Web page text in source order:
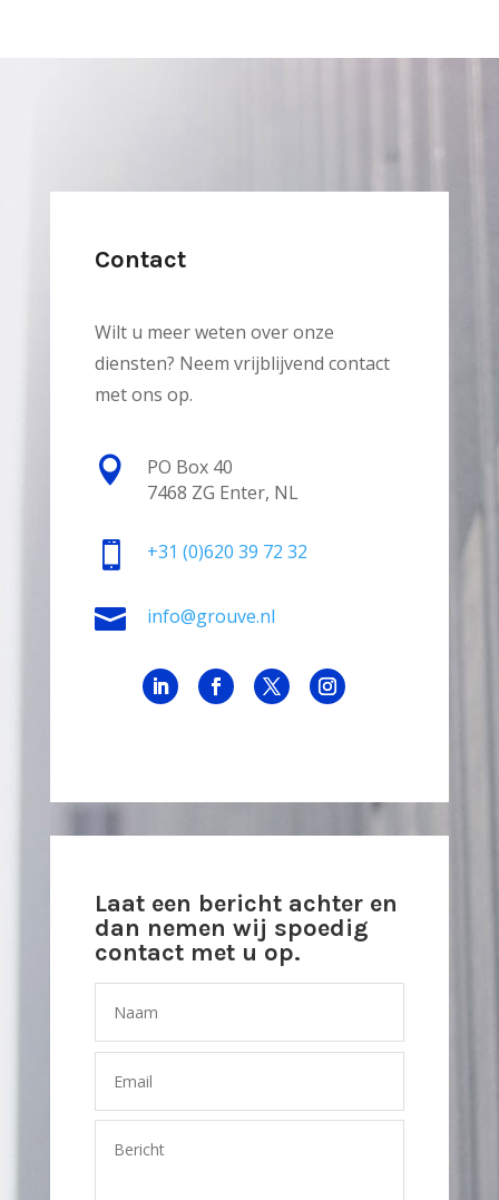
Contact
Wilt u meer weten over onze
diensten? Neem vrijblijvend contact
met ons op.

PO Box 40
7468 ZG Enter, NL
 +31 (0)620 39 72 32
 info@grouve.nl
Laat een bericht achter en
dan nemen wij spoedig
contact met u op.